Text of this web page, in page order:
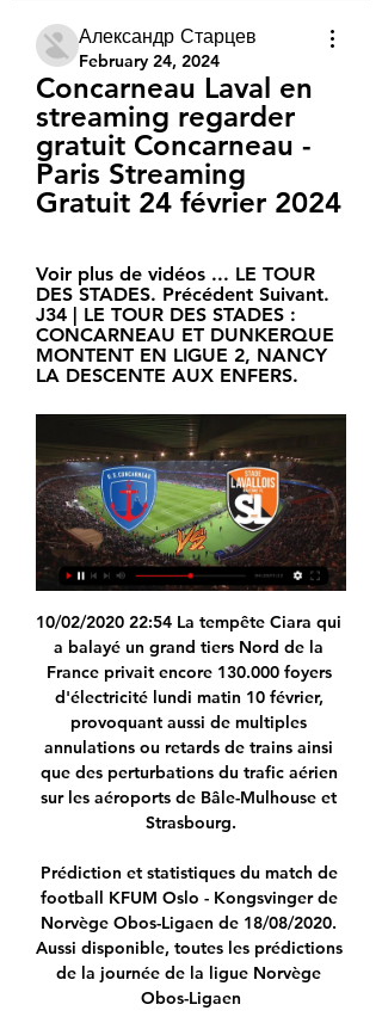
Александр Старцев
February 24, 2024
Concarneau Laval en
streaming regarder
gratuit Concarneau -
Paris Streaming
Gratuit 24 février 2024
Voir plus de vidéos ... LE TOUR
DES STADES. Précédent Suivant.
J34 | LE TOUR DES STADES :
CONCARNEAU ET DUNKERQUE
MONTENT EN LIGUE 2, NANCY
LA DESCENTE AUX ENFERS.
10/02/2020 22:54 La tempête Ciara qui
a balayé un grand tiers Nord de la
France privait encore 130.000 foyers
d'électricité lundi matin 10 février,
provoquant aussi de multiples
annulations ou retards de trains ainsi
que des perturbations du trafic aérien
sur les aéroports de Bâle-Mulhouse et
Strasbourg.
Prédiction et statistiques du match de
football KFUM Oslo - Kongsvinger de
Norvège Obos-Ligaen de 18/08/2020.
Aussi disponible, toutes les prédictions
de la journée de la ligue Norvège
Obos-Ligaen